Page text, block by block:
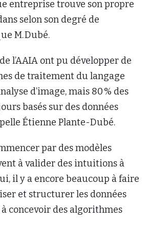
entreprise trouve son propre
selon son degré de
M. Dubé.
l’AAIA ont pu développer de
de traitement du langage
d’image, mais 80 % des
basés sur des données
Étienne Plante-Dubé.
par des modèles
à valider des intuitions à
il y a encore beaucoup à faire
et structurer les données
concevoir des algorithmes